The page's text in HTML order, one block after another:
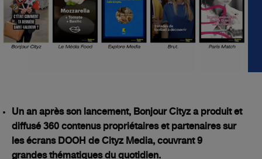
Un an après son lancement, Bonjour Cityz a produit et
diffusé 360 contenus propriétaires et partenaires sur
les écrans DOOH de Cityz Media, couvrant 9
grandes thématiques du quotidien.